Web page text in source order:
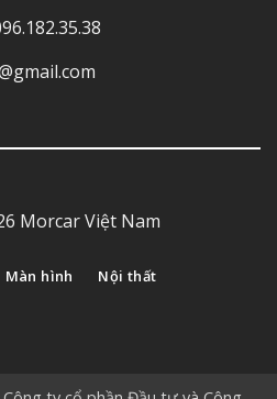
Morcar Việt Nam
Màn hình Nội thất